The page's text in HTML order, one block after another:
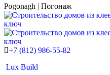
Pogonagh | Погонаж
+7 (812) 986-55-82
Lux Build